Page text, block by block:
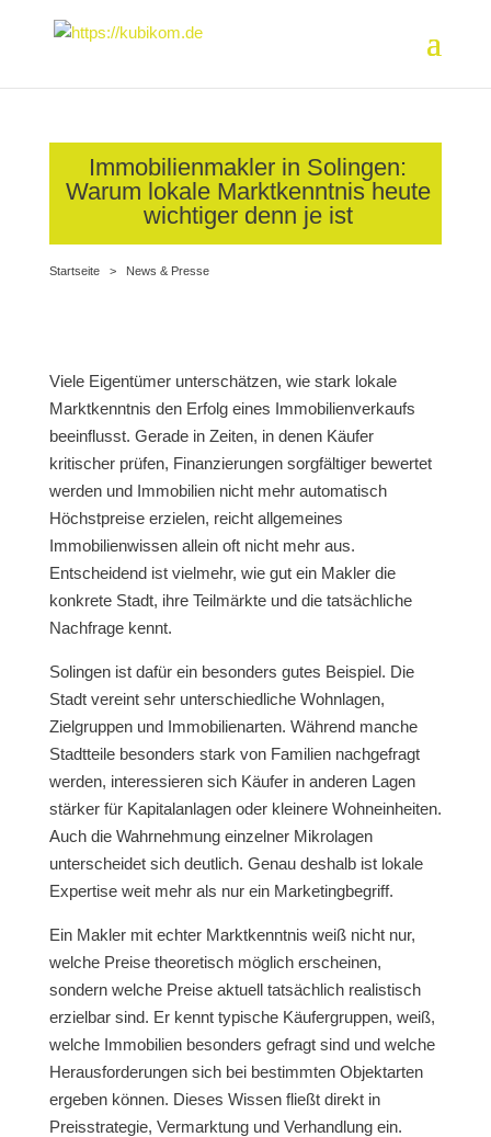
Immobilienmakler in Solingen:
Warum lokale Marktkenntnis heute
wichtiger denn je ist
Startseite> News & Presse
Viele Eigentümer unterschätzen, wie stark lokale
Marktkenntnis den Erfolg eines Immobilienverkaufs
beeinflusst. Gerade in Zeiten, in denen Käufer
kritischer prüfen, Finanzierungen sorgfältiger bewertet
werden und Immobilien nicht mehr automatisch
Höchstpreise erzielen, reicht allgemeines
Immobilienwissen allein oft nicht mehr aus.
Entscheidend ist vielmehr, wie gut ein Makler die
konkrete Stadt, ihre Teilmärkte und die tatsächliche
Nachfrage kennt.
Solingen ist dafür ein besonders gutes Beispiel. Die
Stadt vereint sehr unterschiedliche Wohnlagen,
Zielgruppen und Immobilienarten. Während manche
Stadtteile besonders stark von Familien nachgefragt
werden, interessieren sich Käufer in anderen Lagen
stärker für Kapitalanlagen oder kleinere Wohneinheiten.
Auch die Wahrnehmung einzelner Mikrolagen
unterscheidet sich deutlich. Genau deshalb ist lokale
Expertise weit mehr als nur ein Marketingbegriff.
Ein Makler mit echter Marktkenntnis weiß nicht nur,
welche Preise theoretisch möglich erscheinen,
sondern welche Preise aktuell tatsächlich realistisch
erzielbar sind. Er kennt typische Käufergruppen, weiß,
welche Immobilien besonders gefragt sind und welche
Herausforderungen sich bei bestimmten Objektarten
ergeben können. Dieses Wissen fließt direkt in
Preisstrategie, Vermarktung und Verhandlung ein.